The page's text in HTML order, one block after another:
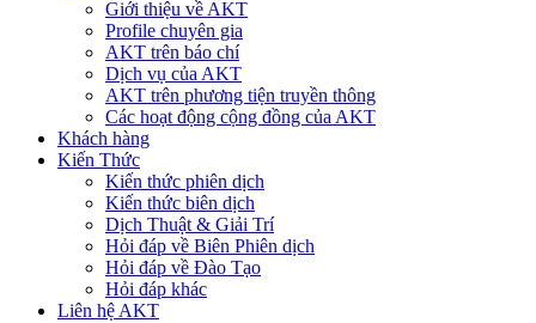
Giới thiệu về AKT
Profile chuyên gia
AKT trên báo chí
Dịch vụ của AKT
AKT trên phương tiện truyền thông
Các hoạt động cộng đồng của AKT
Khách hàng
Kiến Thức
Kiến thức phiên dịch
Kiến thức biên dịch
Dịch Thuật & Giải Trí
Hỏi đáp về Biên Phiên dịch
Hỏi đáp về Đào Tạo
Hỏi đáp khác
Liên hệ AKT